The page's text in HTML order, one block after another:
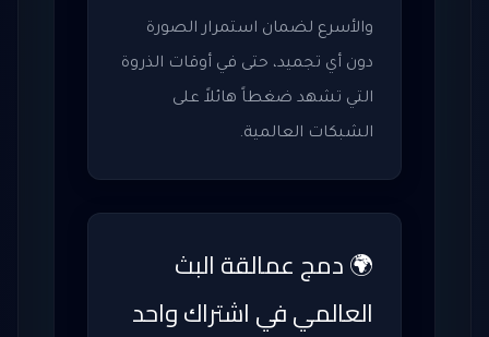
والأسرع لضمان استمرار الصورة
دون أي تجميد، حتى في أوقات الذروة
التي تشهد ضغطاً هائلاً على
الشبكات العالمية.
🌍 دمج عمالقة البث
العالمي في اشتراك واحد